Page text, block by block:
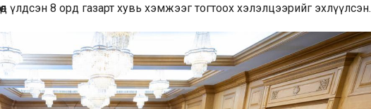
үлдсэн 8 орд газарт хувь хэмжээг тогтоох хэлэлцээрийг эхлүүлсэн.